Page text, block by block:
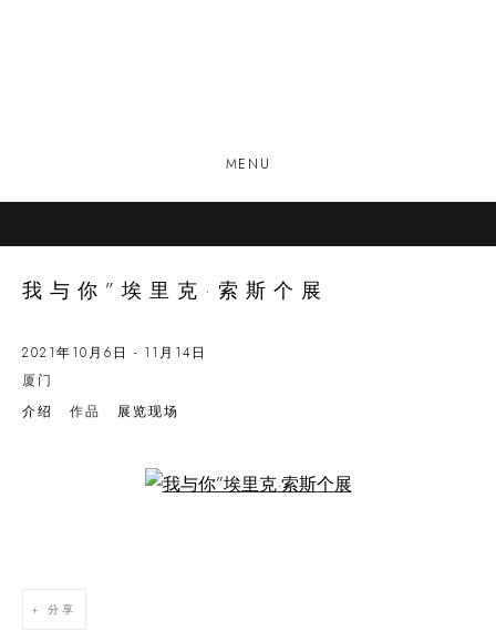
MENU
我与你”埃里克·索斯个展
2021年10月6日 - 11月14日
厦门
介绍
作品 展览现场
Open a larger version of the following image in a popup:
分享